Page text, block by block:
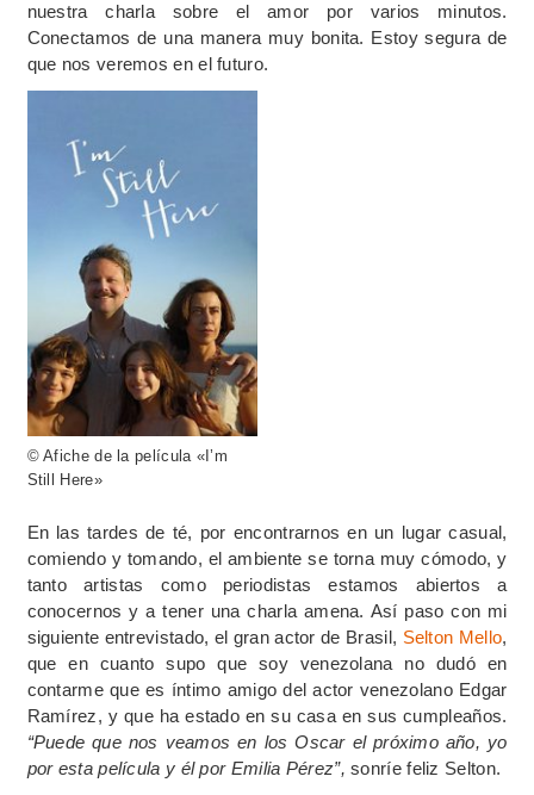
nuestra charla sobre el amor por varios minutos.
Conectamos de una manera muy bonita. Estoy segura de
que nos veremos en el futuro.
© Afiche de la película «I’m
Still Here»
En las tardes de té, por encontrarnos en un lugar casual,
comiendo y tomando, el ambiente se torna muy cómodo, y
tanto artistas como periodistas estamos abiertos a
conocernos y a tener una charla amena. Así paso con mi
siguiente entrevistado, el gran actor de Brasil, Selton Mello,
que en cuanto supo que soy venezolana no dudó en
contarme que es íntimo amigo del actor venezolano Edgar
Ramírez, y que ha estado en su casa en sus cumpleaños.
“Puede que nos veamos en los Oscar el próximo año, yo
por esta película y él por Emilia Pérez”, sonríe feliz Selton.